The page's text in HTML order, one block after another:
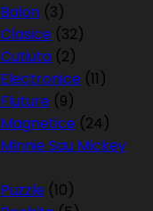
(3)
(32)
(2)
(11)
(9)
(24)
Sau Mickey
(10)